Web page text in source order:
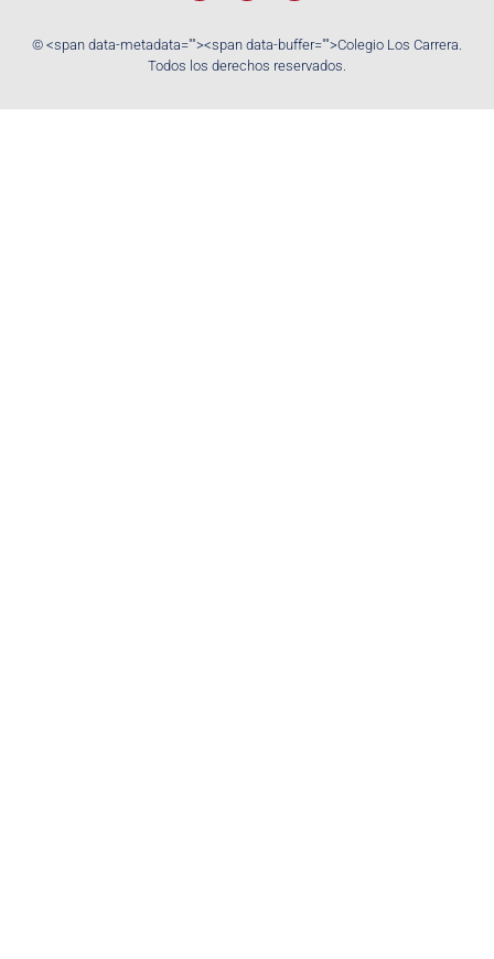
© <span data-metadata=""><span data-buffer="">Colegio Los Carrera.
Todos los derechos reservados.